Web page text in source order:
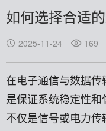
如何选择合适
2025-11-24 169
在电子通信与数据传
是保证系统稳定性
不仅是信号或电力